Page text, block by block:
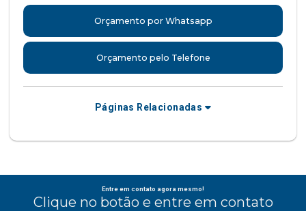
Orçamento por Whatsapp
Orçamento pelo Telefone
Páginas Relacionadas
Entre em contato agora mesmo!
Clique no botão e entre em contato